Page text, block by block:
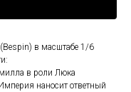
в масштабе 1/6
в роли Люка
наносит ответный